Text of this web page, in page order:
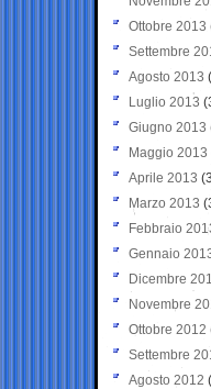
Ottobre 2013
Settembre
Agosto 2013
Luglio 2013
Giugno 2013
Maggio 2013
Aprile 2013
Marzo 2013
Febbraio
Gennaio
Dicembre
Novembre
Ottobre 2012
Settembre
Agosto 2012